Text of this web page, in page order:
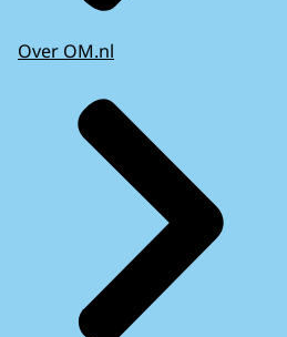
Over OM.nl